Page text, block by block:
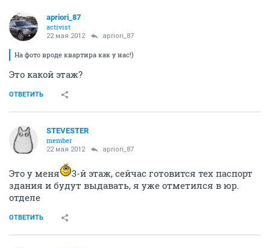
apriori_87
activist
22 мая 2012 apriori_87
На фото вроде квартира как у нас!)
Это какой этаж?
ОТВЕТИТЬ
STEVESTER
member
22 мая 2012 apriori_87
Это у меня
3-й этаж, сейчас готовится тех паспорт
здания и будут выдавать, я уже отметился в юр.
отделе
ОТВЕТИТЬ